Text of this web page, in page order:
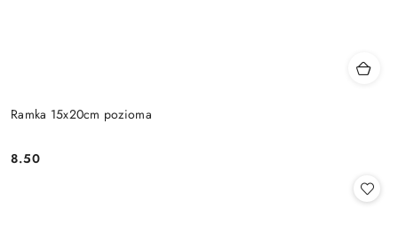
Ramka 15x20cm pozioma
Cena:
8.50